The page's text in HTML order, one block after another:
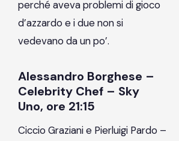
perché aveva problemi di gioco
d’azzardo e i due non si
vedevano da un po’.
Alessandro Borghese –
Celebrity Chef – Sky
Uno, ore 21:15
Ciccio Graziani e Pierluigi Pardo –